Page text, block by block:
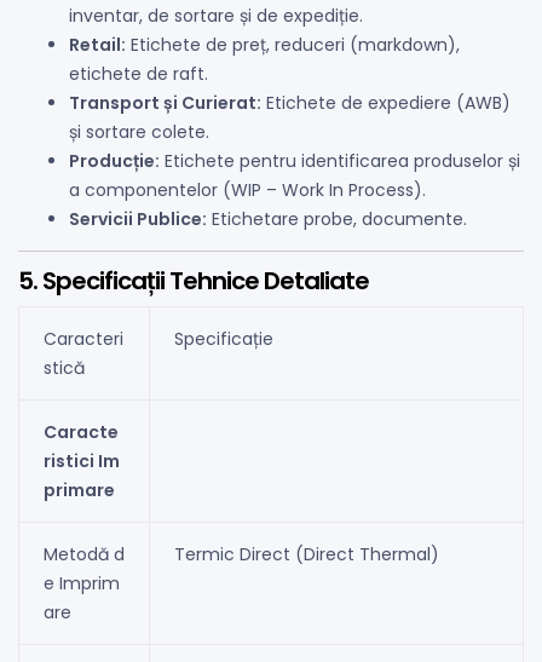
inventar, de sortare și de expediție.
Retail: Etichete de preț, reduceri (markdown),
etichete de raft.
Transport și Curierat: Etichete de expediere (AWB)
și sortare colete.
Producție: Etichete pentru identificarea produselor și
a componentelor (WIP – Work In Process).
Servicii Publice: Etichetare probe, documente.
5. Specificații Tehnice Detaliate
Caracteri
stică
Specificație
Caracte
ristici Im
primare
Metodă d
e Imprim
are
Termic Direct (Direct Thermal)